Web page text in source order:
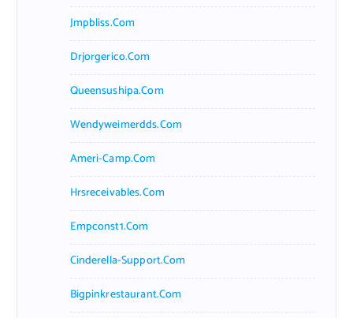
Jmpbliss.com
Drjorgerico.com
Queensushipa.com
Wendyweimerdds.com
Ameri-Camp.com
Hrsreceivables.com
Empconst1.com
Cinderella-Support.com
Bigpinkrestaurant.com